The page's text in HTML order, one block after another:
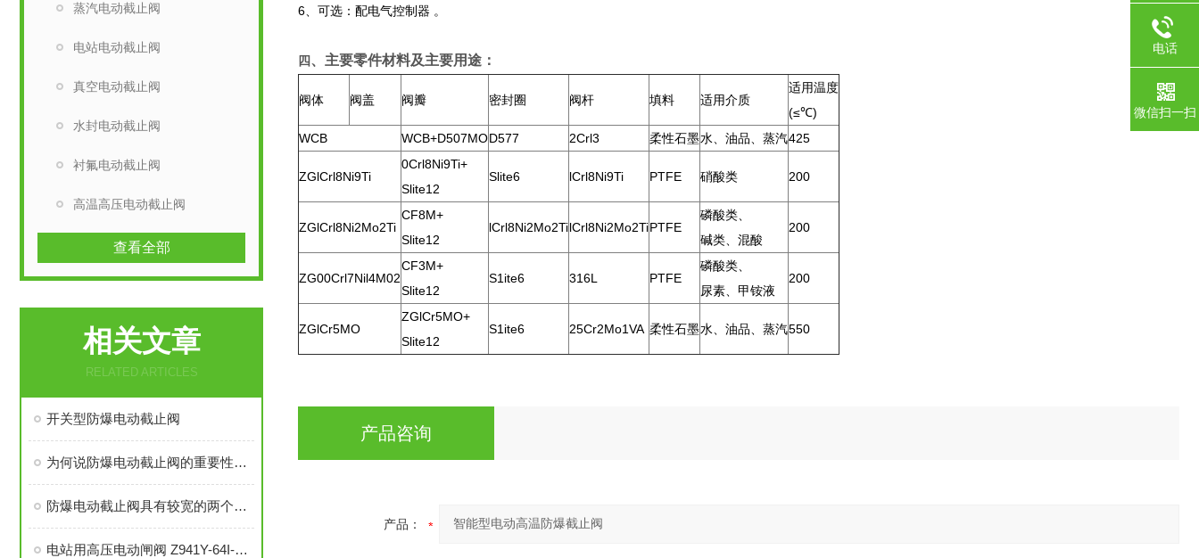
蒸汽电动截止阀
电站电动截止阀
真空电动截止阀
水封电动截止阀
衬氟电动截止阀
高温高压电动截止阀
查看全部
相关文章
RELATED ARTICLES
开关型防爆电动截止阀
为何说防爆电动截止阀的重要性越来越显著
防爆电动截止阀具有较宽的两个端部连接
电站用高压电动闸阀 Z941Y-64I-DN125 高温高压型电动闸阀
6、可选：配电气控制器 。
四 、主要零件材料及主要用途：
阀体 阀盖 阀瓣 密封圈 阀杆 填料 适用介质
适用温度
(≤℃)
WCB
WCB+D507MOD577 2Crl3 柔性石墨水、油品、蒸汽425
ZGlCrl8Ni9Ti
0Crl8Ni9Ti+
Slite12
Slite6 lCrl8Ni9Ti PTFE 硝酸类 200
ZGlCrl8Ni2Mo2Ti
CF8M+
Slite12
lCrl8Ni2Mo2TilCrl8Ni2Mo2TiPTFE
磷酸类、
碱类、混酸
200
ZG00Crl7Nil4M02
CF3M+
Slite12
S1ite6 316L PTFE
磷酸类、
尿素、甲铵液
200
ZGlCr5MO
ZGlCr5MO+
Slite12
S1ite6 25Cr2Mo1VA 柔性石墨水、油品、蒸汽550
产品咨询
产品：
电话
微信扫一扫